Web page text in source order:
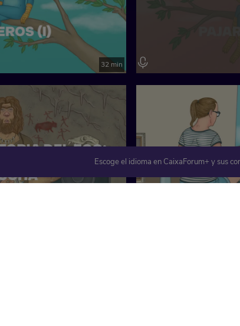
32 min
Escoge el idioma en CaixaForum+ y sus